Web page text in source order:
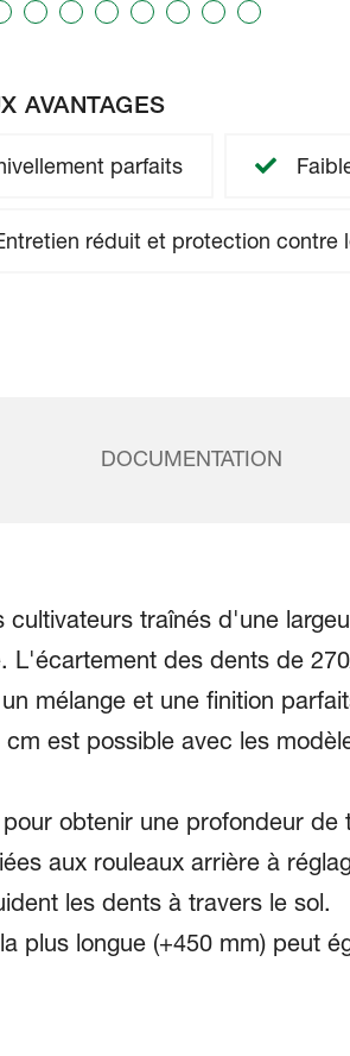
AVANTAGES
parfaits
réduit et protection contre
DOCUMENTATION
traînés d'une
L'écartement des dents de
mélange et une finition
est possible avec les
obtenir une profondeur de
aux rouleaux arrière à
les dents à travers le sol.
plus longue (+450 mm) peut